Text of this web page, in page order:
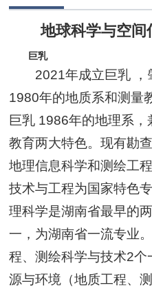
地球科学与空间
巨乳
2021年成立巨乳 ，
1980年的地质系和测量
巨乳 1986年的地理系
教育两大特色。现有勘
地理信息科学和测绘工
技术与工程为国家特色
理科学是湖南省最早的
一，为湖南省一流专业
程、测绘科学与技术2
源与环境（地质工程、